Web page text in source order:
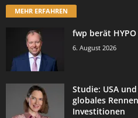
MEHR ERFAHREN
fwp berät
6. August 2026
Studie: USA
globales
Investitionen